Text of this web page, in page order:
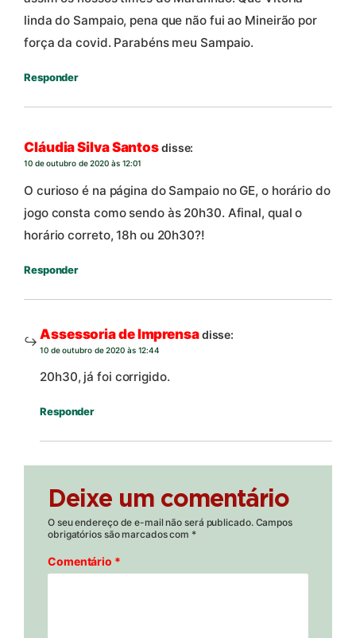
linda do Sampaio, pena que não fui ao Mineirão por
força da covid. Parabéns meu Sampaio.
Responder
Cláudia Silva Santosdisse:
10 de outubro de 2020 às 12:01
O curioso é na página do Sampaio no GE, o horário do
jogo consta como sendo às 20h30. Afinal, qual o
horário correto, 18h ou 20h30?!
Responder
Assessoria de Imprensadisse:
10 de outubro de 2020 às 12:44
20h30, já foi corrigido.
Responder
Deixe um comentário
O seu endereço de e-mail não será publicado. Campos
obrigatórios são marcados com *
Comentário *